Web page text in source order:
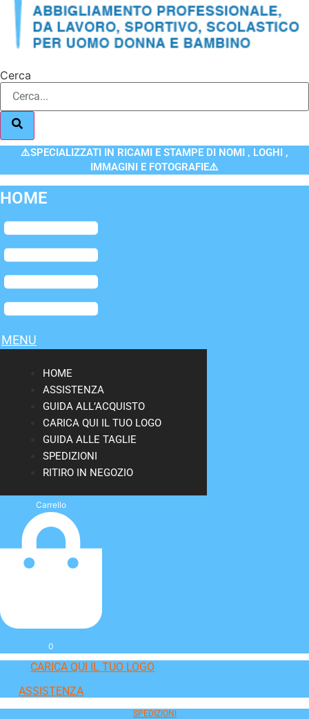
Cerca
⚠️SPECIALIZZATI IN RICAMI E STAMPE DI NOMI , LOGHI ,
IMMAGINI E FOTOGRAFIE⚠️
HOME
Flyout
Menu
MENU
HOME
ASSISTENZA
GUIDA ALL’ACQUISTO
CARICA QUI IL TUO LOGO
GUIDA ALLE TAGLIE
SPEDIZIONI
RITIRO IN NEGOZIO
Carrello
0
CARICA QUI IL TUO LOGO
ASSISTENZA
SPEDIZIONI